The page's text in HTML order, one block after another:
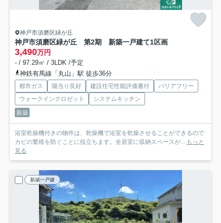
神戸市須磨区緑が丘
神戸市須磨区緑が丘 第2期 新築一戸建て1区画
3,490万円
- / 97.29㎡ / 3LDK /予定
神鉄有馬線「丸山」駅 徒歩36分
都市ガス 陽当り良好 建設住宅性能評価書付
バリアフリー
ウォークインクロゼット
システムキッチン
新築
浴室乾燥機付きの物件は、乾燥機で浴室を乾燥させることができるので
カビの繁殖を防ぐことに役立ちます。全居室に収納スペースが... もっと
見る
新築一戸建